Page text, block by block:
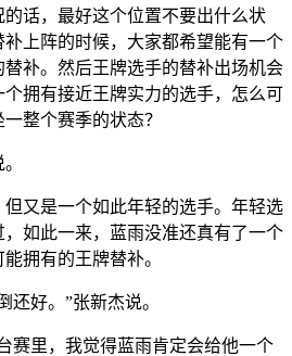
话，最好这个位置不要出什么状
上阵的时候，大家都希望能有一个
补。然后王牌选手的替补出场机会
拥有接近王牌实力的选手，怎么可
整个赛季的状态？
但又是一个如此年轻的选手。年轻选
如此一来，蓝雨没准还真有了一个
拥有的王牌替补。
还好。”张新杰说。
赛里，我觉得蓝雨肯定会给他一个